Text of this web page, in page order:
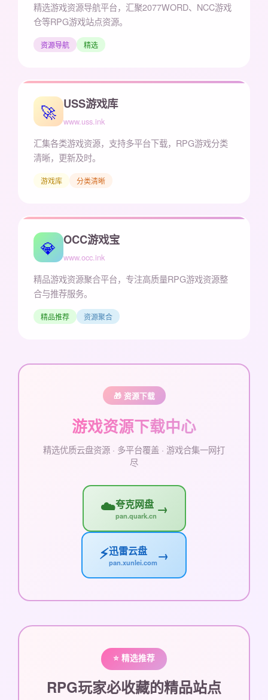
精选游戏资源导航平台，汇聚2077WORD、NCC游戏
仓等RPG游戏站点资源。
资源导航 精选
🚀 USS游戏库
www.uss.ink
汇集各类游戏资源，支持多平台下载，RPG游戏分类
清晰，更新及时。
游戏库 分类清晰
💎 OCC游戏宝
www.occ.ink
精品游戏资源聚合平台，专注高质量RPG游戏资源整
合与推荐服务。
精品推荐 资源聚合
🎁 资源下载
游戏资源下载中心
精选优质云盘资源 · 多平台覆盖 · 游戏合集一网打
尽
☁️夸克网盘
pan.quark.cn→
⚡迅雷云盘
pan.xunlei.com→
⭐ 精选推荐
RPG玩家必收藏的精品站点